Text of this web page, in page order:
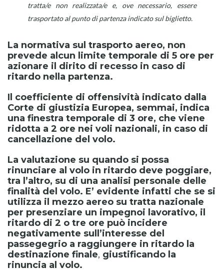
tratta/e non realizzata/e e, ove necessario, essere
trasportato al punto di partenza indicato sul biglietto.
La normativa sul trasporto aereo, non
prevede alcun limite temporale di 5 ore per
azionare il dirito di recesso in caso di
ritardo nella partenza.
Il coefficiente di offensività indicato dalla
Corte di giustizia Europea, semmai, indica
una finestra temporale di 3 ore, che viene
ridotta a 2 ore nei voli nazionali, in caso di
cancellazione del volo.
La valutazione su quando si possa
rinunciare al volo in ritardo deve poggiare,
tra l’altro, su di una analisi personale delle
finalità del volo. E’ evidente infatti che se si
utilizza il mezzo aereo su tratta nazionale
per presenziare un impegnoi lavorativo, il
ritardo di 2 o tre ore può incidere
negativamente sull’interesse del
passegegrio a raggiungere in ritardo la
destinazione finale, giustificando la
rinuncia al volo.